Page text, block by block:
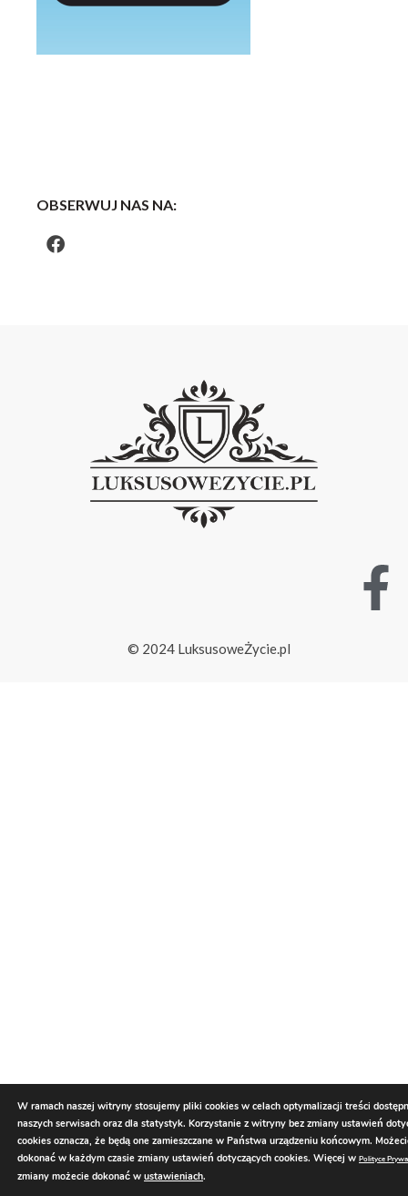
OBSERWUJ NAS NA:
© 2024 LuksusoweŻycie.pl
W ramach naszej witryny stosujemy pliki cookies w celach optymalizacji treści
naszych serwisach oraz dla statystyk. Korzystanie z witryny bez zmiany ustawień
cookies oznacza, że będą one zamieszczane w Państwa urządzeniu końcowym.
dokonać w każdym czasie zmiany ustawień dotyczących cookies. Więcej w Polityce
zmiany możecie dokonać w ustawieniach.